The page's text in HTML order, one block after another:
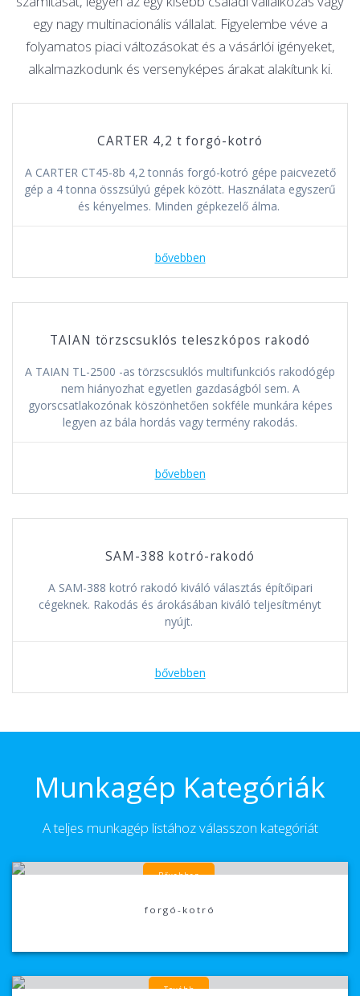
egy nagy multinacionális vállalat. Figyelembe véve a
folyamatos piaci változásokat és a vásárlói igényeket,
alkalmazkodunk és versenyképes árakat alakítunk ki.
CARTER 4,2 t forgó-kotró
A CARTER CT45-8b 4,2 tonnás forgó-kotró gépe paicvezető
gép a 4 tonna összsúlyú gépek között. Használata egyszerű
és kényelmes. Minden gépkezelő álma.
bővebben
TAIAN törzscsuklós teleszkópos rakodó
A TAIAN TL-2500 -as törzscsuklós multifunkciós rakodógép
nem hiányozhat egyetlen gazdaságból sem. A
gyorscsatlakozónak köszönhetően sokféle munkára képes
legyen az bála hordás vagy termény rakodás.
bővebben
SAM-388 kotró-rakodó
A SAM-388 kotró rakodó kiváló választás építőipari
cégeknek. Rakodás és árokásában kiváló teljesítményt
nyújt.
bővebben
Munkagép Kategóriák
A teljes munkagép listához válasszon kategóriát
Bővebben
forgó-kotró
Tovább